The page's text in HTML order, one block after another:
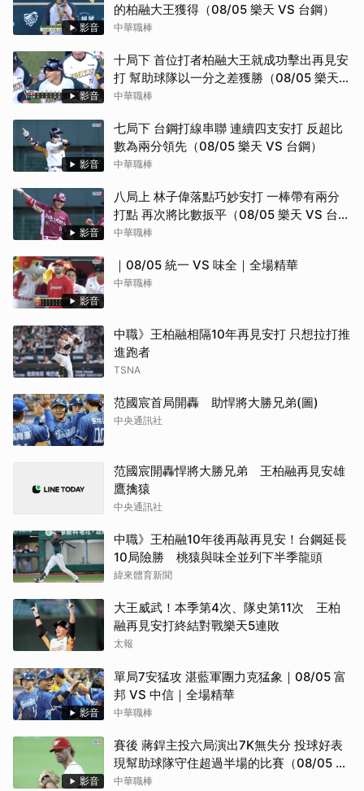
影音
的柏融大王獲得（08/05 樂天 VS 台鋼）
中華職棒
影音
十局下 首位打者柏融大王就成功擊出再見安
打 幫助球隊以一分之差獲勝（08/05 樂天
VS 台鋼）
中華職棒
影音
七局下 台鋼打線串聯 連續四支安打 反超比
數為兩分領先（08/05 樂天 VS 台鋼）
中華職棒
影音
八局上 林子偉落點巧妙安打 一棒帶有兩分
打點 再次將比數扳平（08/05 樂天 VS 台
鋼）
中華職棒
影音
｜08/05 統一 VS 味全｜全場精華
中華職棒
中職》王柏融相隔10年再見安打 只想拉打推
進跑者
TSNA
范國宸首局開轟 助悍將大勝兄弟(圖)
中央通訊社
范國宸開轟悍將大勝兄弟 王柏融再見安雄
鷹擒猿
中央通訊社
中職》王柏融10年後再敲再見安！台鋼延長
10局險勝 桃猿與味全並列下半季龍頭
緯來體育新聞
大王威武！本季第4次、隊史第11次 王柏
融再見安打終結對戰樂天5連敗
太報
影音
單局7安猛攻 湛藍軍團力克猛象｜08/05 富
邦 VS 中信｜全場精華
中華職棒
影音
賽後 蔣銲主投六局演出7K無失分 投球好表
現幫助球隊守住超過半場的比賽（08/05 統
一 VS 味全）
中華職棒